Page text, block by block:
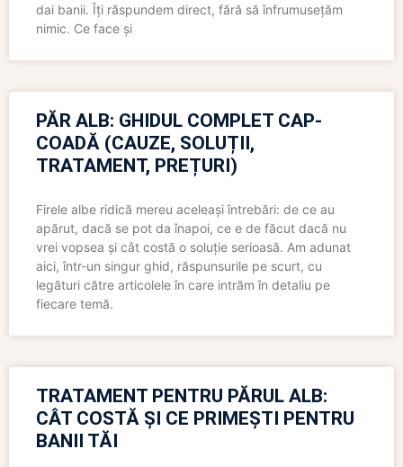
dai banii. Îți răspundem direct, fără să înfrumusețăm
nimic. Ce face și
PĂR ALB: GHIDUL COMPLET CAP-
COADĂ (CAUZE, SOLUȚII,
TRATAMENT, PREȚURI)
Firele albe ridică mereu aceleași întrebări: de ce au
apărut, dacă se pot da înapoi, ce e de făcut dacă nu
vrei vopsea și cât costă o soluție serioasă. Am adunat
aici, într-un singur ghid, răspunsurile pe scurt, cu
legături către articolele în care intrăm în detaliu pe
fiecare temă.
TRATAMENT PENTRU PĂRUL ALB:
CÂT COSTĂ ȘI CE PRIMEȘTI PENTRU
BANII TĂI